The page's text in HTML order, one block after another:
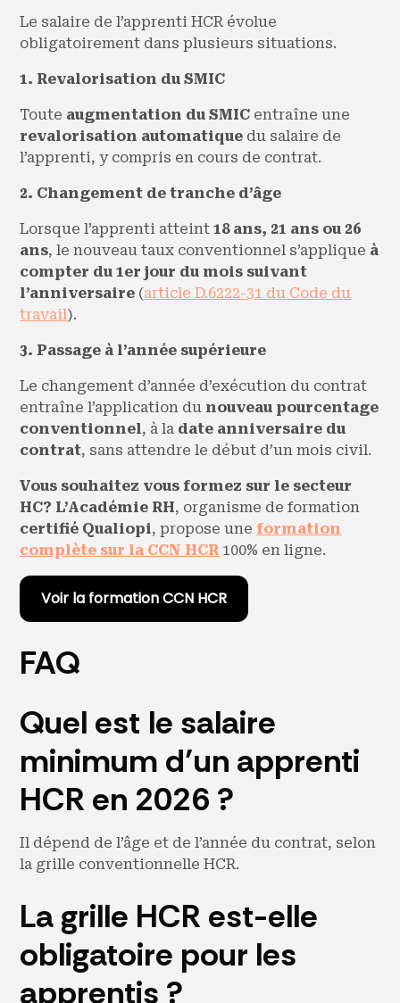
Le salaire de l’apprenti HCR évolue
obligatoirement dans plusieurs situations.
1. Revalorisation du SMIC
Toute augmentation du SMIC entraîne une
revalorisation automatique du salaire de
l’apprenti, y compris en cours de contrat.
2. Changement de tranche d’âge
Lorsque l’apprenti atteint18 ans, 21 ans ou 26
ans, le nouveau taux conventionnel s’applique à
compter du 1er jour du mois suivant
l’anniversaire (article D.6222-31 du Code du
travail).
3. Passage à l’année supérieure
Le changement d’année d’exécution du contrat
entraîne l’application du nouveau pourcentage
conventionnel, à la date anniversaire du
contrat, sans attendre le début d’un mois civil.
Vous souhaitez vous formez sur le secteur
HC? L’Académie RH, organisme de formation
certifié Qualiopi, propose une formation
complète sur la CCN HCR 100% en ligne.
Voir la formation CCN HCR
FAQ
Quel est le salaire
minimum d’un apprenti
HCR en 2026 ?
Il dépend de l’âge et de l’année du contrat, selon
la grille conventionnelle HCR.
La grille HCR est-elle
obligatoire pour les
apprentis ?